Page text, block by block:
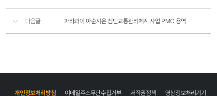
다음글 파라과이 아순시온 첨단교통관리체계 사업 PMC 용역
개인정보처리방침 이메일주소무단수집거부 저작권정책 영상정보처리기기